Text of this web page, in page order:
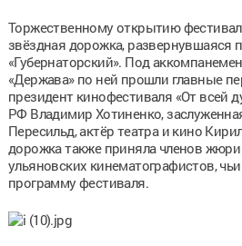
Торжественному открытию
звёздная дорожка, развернувшаяся
«Губернаторский». Под
«Держава» по ней прошли главные
президент кинофестиваля «От всей
РФ Владимир Хотиненко,
Пересильд, актёр театра и кино
дорожка также приняла членов
ульяновских кинематографистов,
программу фестиваля.